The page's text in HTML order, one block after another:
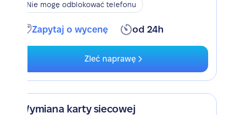
Nie mogę odblokować telefonu
Zapytaj o wycenę od 24h
Zleć naprawę
Wymiana karty siecowej